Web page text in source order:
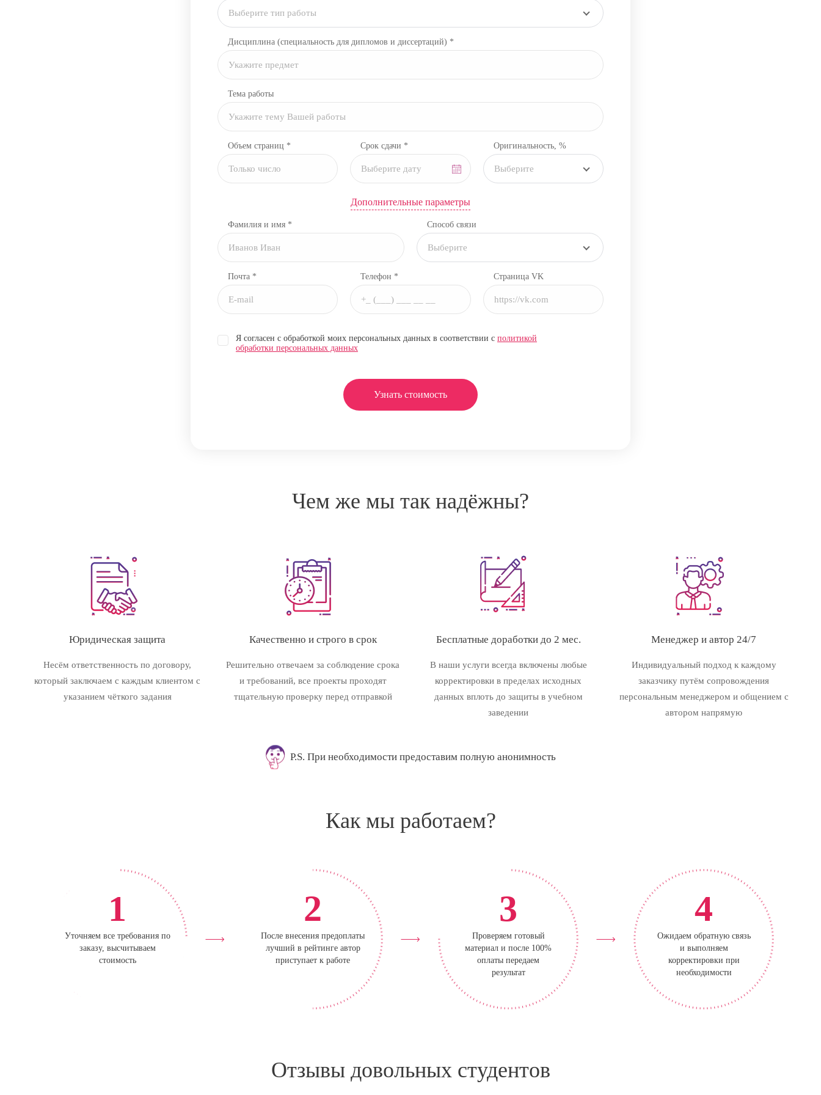
Выберите тип работы
Дисциплина (специальность для дипломов и диссертаций) *
Тема работы
Объем страниц * Срок сдачи * Оригинальность, %
Выберите
Дополнительные параметры
Фамилия и имя * Способ связи
Выберите
Почта * Телефон * Страница VK
Я согласен с обработкой моих персональных данных в соответствии с политикой
обработки персональных данных
Узнать стоимость
Чем же мы так надёжны?
Юридическая защита
Несём ответственность по договору,
который заключаем с каждым клиентом с
указанием чёткого задания
Качественно и строго в срок
Решительно отвечаем за соблюдение срока
и требований, все проекты проходят
тщательную проверку перед отправкой
Бесплатные доработки до 2 мес.
В наши услуги всегда включены любые
корректировки в пределах исходных
данных вплоть до защиты в учебном
заведении
Менеджер и автор 24/7
Индивидуальный подход к каждому
заказчику путём сопровождения
персональным менеджером и общением с
автором напрямую
P.S. При необходимости предоставим полную анонимность
Как мы работаем?
1
Уточняем все требования по
заказу, высчитываем
стоимость
2
После внесения предоплаты
лучший в рейтинге автор
приступает к работе
3
Проверяем готовый
материал и после 100%
оплаты передаем
результат
4
Ожидаем обратную связь
и выполняем
корректировки при
необходимости
Отзывы довольных студентов